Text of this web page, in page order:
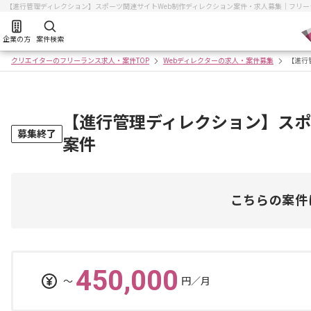
【進行管理ディレクション】スポーツ関連サイトWeb制作ディレクション案件・求人募集｜フリ
企業の方 案件検索
クリエイターのフリーランス求人・案件TOP Webディレクターの求人・案件募集 【進
募集終了
【進行管理ディレクション】ス
案件
こちらの案
〜 450,000 円／月